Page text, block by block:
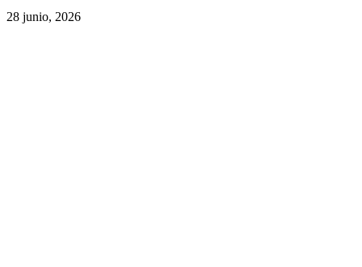
28 junio, 2026